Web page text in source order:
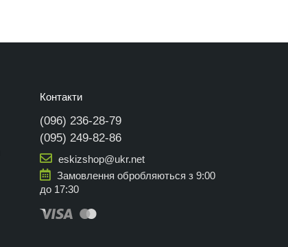
Контакти
(096) 236-28-79
(095) 249-82-86
eskizshop@ukr.net
Замовлення обробляються з 9:00
до 17:30